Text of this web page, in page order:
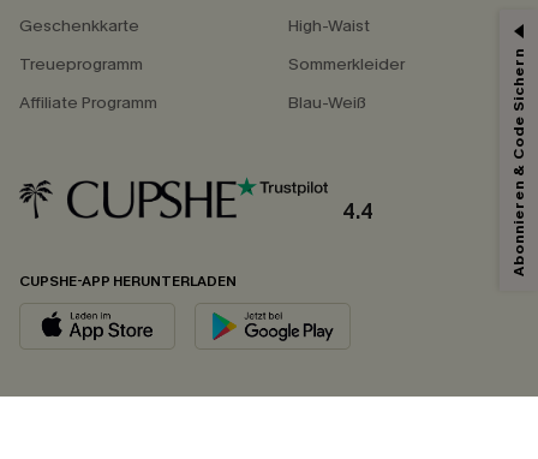
Geschenkkarte
Treueprogramm
Affiliate Programm
High-Waist
Sommerkleider
Blau-Weiß
4.4
CUPSHE-APP HERUNTERLADEN
Abonnieren & Code Sichern